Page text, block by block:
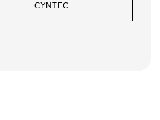
CYNTEC